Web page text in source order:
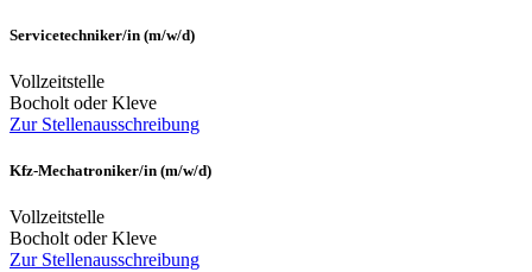
Servicetechniker/in (m/w/d)
Vollzeitstelle
Bocholt oder Kleve
Zur Stellenausschreibung
Kfz-Mechatroniker/in (m/w/d)
Vollzeitstelle
Bocholt oder Kleve
Zur Stellenausschreibung